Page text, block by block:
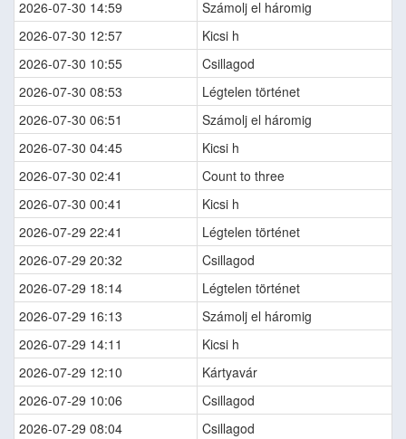
2026-07-30 14:59
Számolj el háromig
2026-07-30 12:57
Kicsi h
2026-07-30 10:55
Csillagod
2026-07-30 08:53
Légtelen történet
2026-07-30 06:51
Számolj el háromig
2026-07-30 04:45
Kicsi h
2026-07-30 02:41
Count to three
2026-07-30 00:41
Kicsi h
2026-07-29 22:41
Légtelen történet
2026-07-29 20:32
Csillagod
2026-07-29 18:14
Légtelen történet
2026-07-29 16:13
Számolj el háromig
2026-07-29 14:11
Kicsi h
2026-07-29 12:10
Kártyavár
2026-07-29 10:06
Csillagod
2026-07-29 08:04
Csillagod